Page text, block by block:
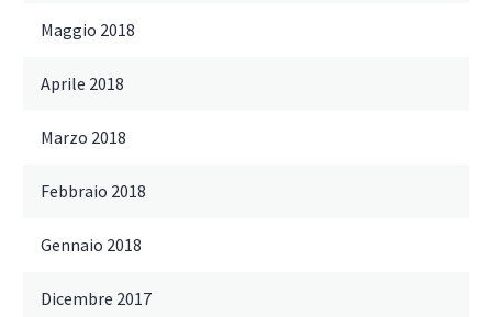
Maggio 2018
Aprile 2018
Marzo 2018
Febbraio 2018
Gennaio 2018
Dicembre 2017